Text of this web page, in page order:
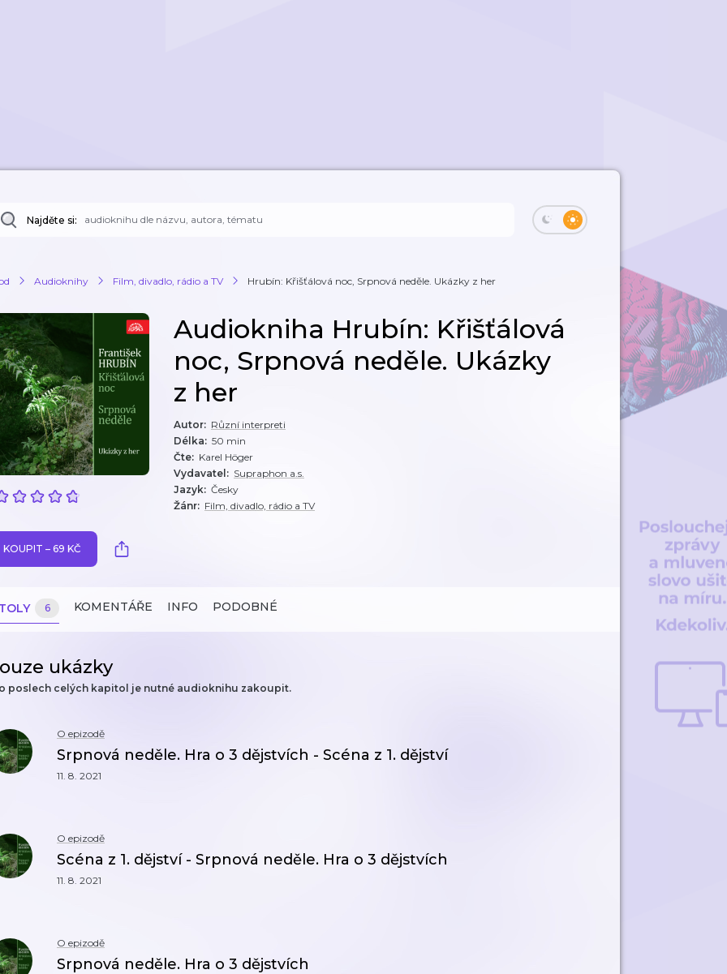
Najděte si:
Audioknihy Film, divadlo, rádio a TV Hrubín: Křišťálová noc, Srpnová neděle. Ukázky z her
Audiokniha Hrubín: Křišťálová
noc, Srpnová neděle. Ukázky
z her
Autor: Různí interpreti
Délka: 50 min
Čte: Karel Höger
Vydavatel : Supraphon a.s.
Jazyk: Česky
Žánr: Film, divadlo, rádio a TV
KOUPIT – 69 KČ
6 KOMENTÁŘE INFO PODOBNÉ
ukázky
poslech celých kapitol je nutné audioknihu zakoupit.
O epizodě
Srpnová neděle. Hra o 3 dějstvích - Scéna z 1. dějství
11. 8. 2021
O epizodě
Scéna z 1. dějství - Srpnová neděle. Hra o 3 dějstvích
11. 8. 2021
O epizodě
Srpnová neděle. Hra o 3 dějstvích